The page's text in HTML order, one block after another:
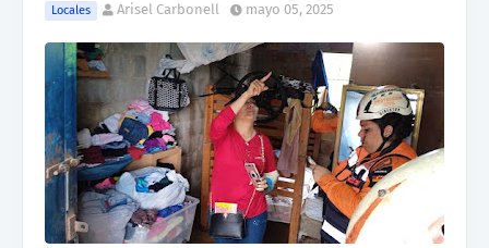
Locales Arisel Carbonell mayo 05, 2025